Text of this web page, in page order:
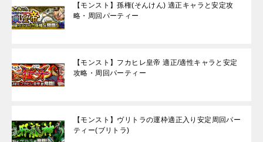
【モンスト】孫権(そんけん) 適正キャラと安定攻
略・周回パーティー
【モンスト】フカヒレ皇帝 適正/適性キャラと安定
攻略・周回パーティー
【モンスト】ヴリトラの運枠適正入り安定周回パー
ティー(ブリトラ)